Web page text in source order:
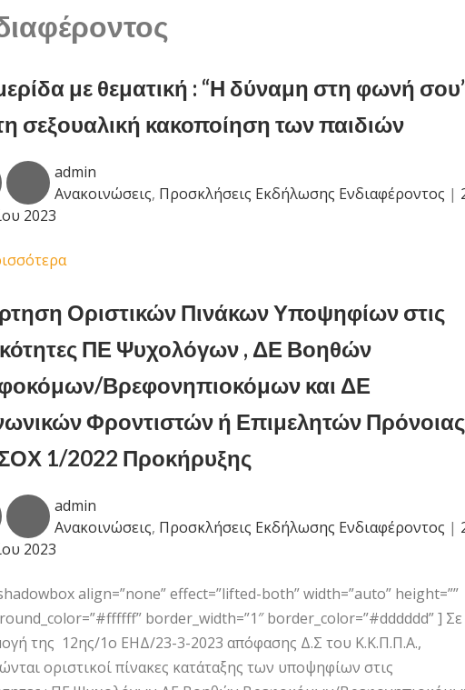
με θεματική : “Η δύναμη στη φωνή
σεξουαλική κακοποίηση των παιδιών
admin
Ανακοινώσεις, Προσκλήσεις Εκδήλωσης Ενδιαφέροντος |
2023
Οριστικών Πινάκων Υποψηφίων στις
ΠΕ Ψυχολόγων , ΔΕ Βοηθών
Βρεφονηπιοκόμων και ΔΕ
Φροντιστών ή Επιμελητών Πρόνοιας
1/2022 Προκήρυξης
admin
Ανακοινώσεις, Προσκλήσεις Εκδήλωσης Ενδιαφέροντος |
2023
align=”none” effect=”lifted-both” width=”auto” height=””
border_width=”1″ border_color=”#dddddd” ] Σε
της 12ης/1ο ΕΗΔ/23-3-2023 απόφασης Δ.Σ του Κ.Κ.Π.Π.Α.,
οριστικοί πίνακες κατάταξης των υποψηφίων στις